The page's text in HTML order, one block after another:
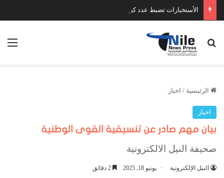
الأستخبارات تضبط عدد كبير من السلاح والمخدرات
بحث عن
الرئيسية / اخبار
اخبار
بيان مهم صادر عن تنسيقية القوى الوطنية
صحيفة النيل الالكترونية
النيل الإلكترونية يونيو 18, 2025